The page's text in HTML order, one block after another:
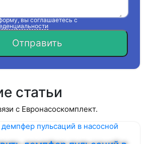
вы соглашаетесь с
Отправить
статьи
с Евронасоскомплект.